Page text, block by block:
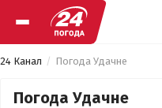
24 Канал Погода Удачне
Погода Удачне